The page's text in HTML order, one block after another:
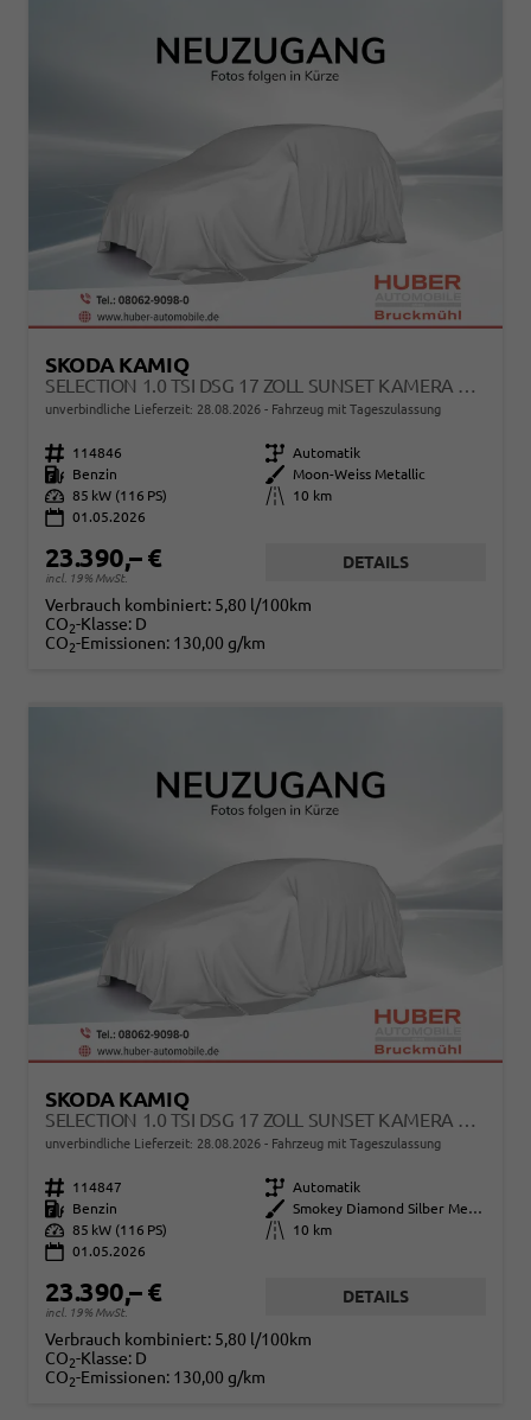
SKODA KAMIQ
SELECTION 1.0 TSI DSG 17 ZOLL SUNSET KAMERA PDC V+H
unverbindliche Lieferzeit: 28.08.2026 Fahrzeug mit Tageszulassung
Fahrzeugnr. 114846 Getriebe Automatik
Kraftstoff
Benzin Außenfarbe
Moon-Weiss Metallic
Leistung 85 kW (116 PS) Kilometerstand
10 km
01.05.2026
23.390,– €
incl. 19% MwSt.
DETAILS
Verbrauch kombiniert: 5,80 l/100km
CO2-Klasse: D
CO2-Emissionen: 130,00 g/km
SKODA KAMIQ
SELECTION 1.0 TSI DSG 17 ZOLL SUNSET KAMERA PDC V+H
unverbindliche Lieferzeit: 28.08.2026 Fahrzeug mit Tageszulassung
Fahrzeugnr. 114847 Getriebe Automatik
Kraftstoff
Benzin Außenfarbe
Smokey Diamond Silber Metallic
Leistung 85 kW (116 PS) Kilometerstand
10 km
01.05.2026
23.390,– €
incl. 19% MwSt.
DETAILS
Verbrauch kombiniert: 5,80 l/100km
CO2-Klasse: D
CO2-Emissionen: 130,00 g/km